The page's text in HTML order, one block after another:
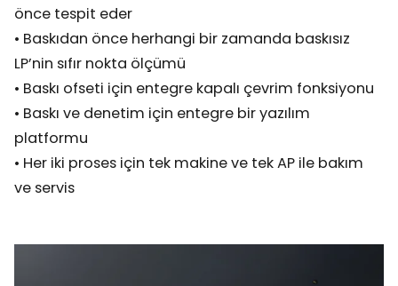
önce tespit eder
• Baskıdan önce herhangi bir zamanda baskısız
LP’nin sıfır nokta ölçümü
• Baskı ofseti için entegre kapalı çevrim fonksiyonu
• Baskı ve denetim için entegre bir yazılım
platformu
• Her iki proses için tek makine ve tek AP ile bakım
ve servis